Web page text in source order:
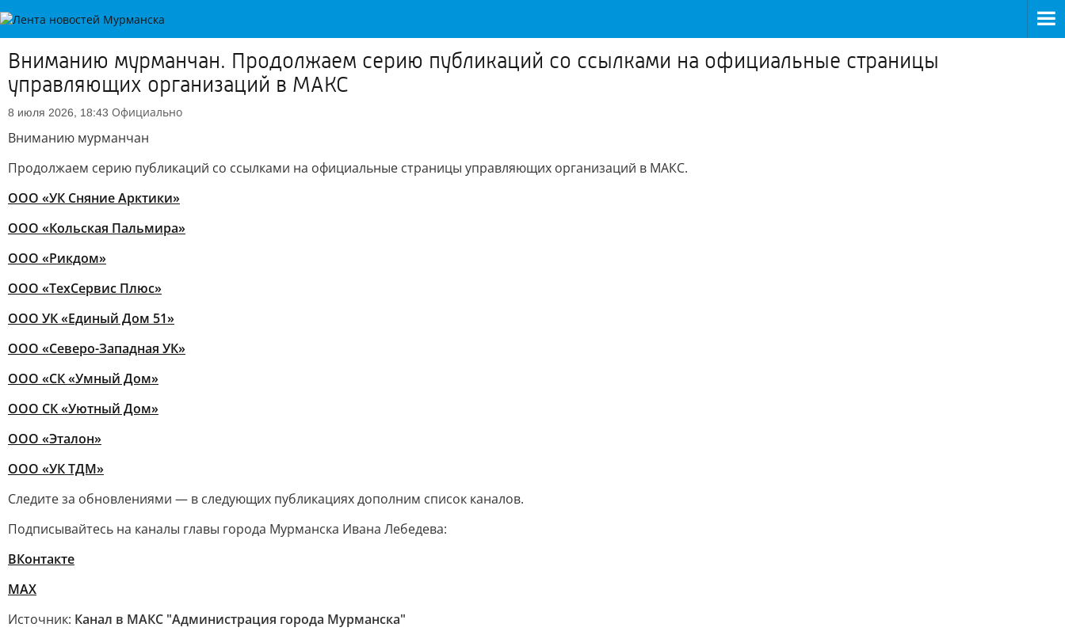
Вниманию мурманчан. Продолжаем серию публикаций со ссылками на официальные страницы
управляющих организаций в МАКС
8 июля 2026, 18:43 Официально
Вниманию мурманчан
Продолжаем серию публикаций со ссылками на официальные страницы управляющих организаций в МАКС.
ООО «УК Сняние Арктики»
ООО «Кольская Пальмира»
ООО «Рикдом»
ООО «ТехСервис Плюс»
ООО УК «Единый Дом 51»
ООО «Северо-Западная УК»
ООО «СК «Умный Дом»
ООО СК «Уютный Дом»
ООО «Эталон»
ООО «УК ТДМ»
Следите за обновлениями — в следующих публикациях дополним список каналов.
Подписывайтесь на каналы главы города Мурманска Ивана Лебедева:
ВКонтакте
MAX
Источник: Канал в МАКС "Администрация города Мурманска"